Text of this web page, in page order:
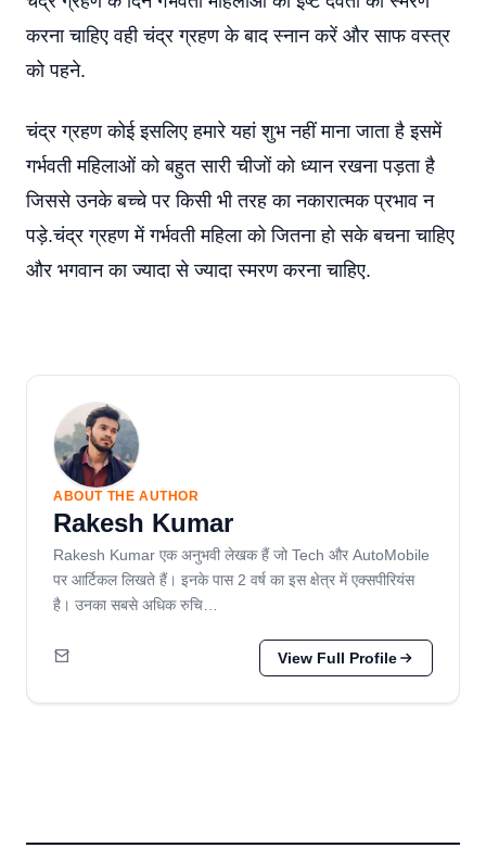
करना चाहिए वही चंद्र ग्रहण के बाद स्नान करें और साफ वस्त्र
को पहने.
चंद्र ग्रहण कोई इसलिए हमारे यहां शुभ नहीं माना जाता है इसमें
गर्भवती महिलाओं को बहुत सारी चीजों को ध्यान रखना पड़ता है
जिससे उनके बच्चे पर किसी भी तरह का नकारात्मक प्रभाव न
पड़े.चंद्र ग्रहण में गर्भवती महिला को जितना हो सके बचना चाहिए
और भगवान का ज्यादा से ज्यादा स्मरण करना चाहिए.
ABOUT THE AUTHOR
Rakesh Kumar
Rakesh Kumar एक अनुभवी लेखक हैं जो Tech और AutoMobile
पर आर्टिकल लिखते हैं। इनके पास 2 वर्ष का इस क्षेत्र में एक्सपीरियंस
है। उनका सबसे अधिक रुचि…
View Full Profile